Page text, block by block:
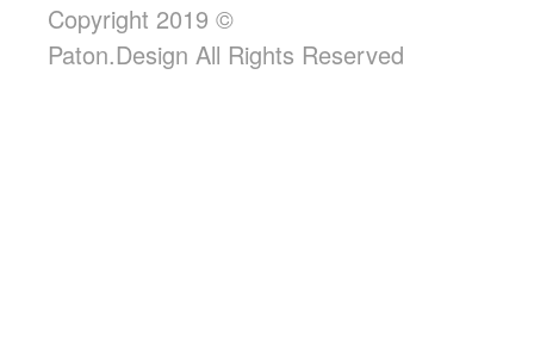
Copyright 2019 ©
Paton.Design All Rights Reserved